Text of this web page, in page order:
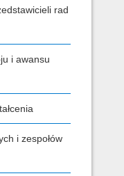
rad
i awansu
i zespołów